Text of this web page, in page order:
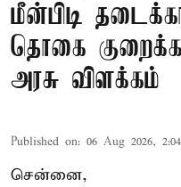
மீன்பிடி
தொகை
அரசு விளக்கம்
Published on: 06 Aug 2026,
சென்னை,